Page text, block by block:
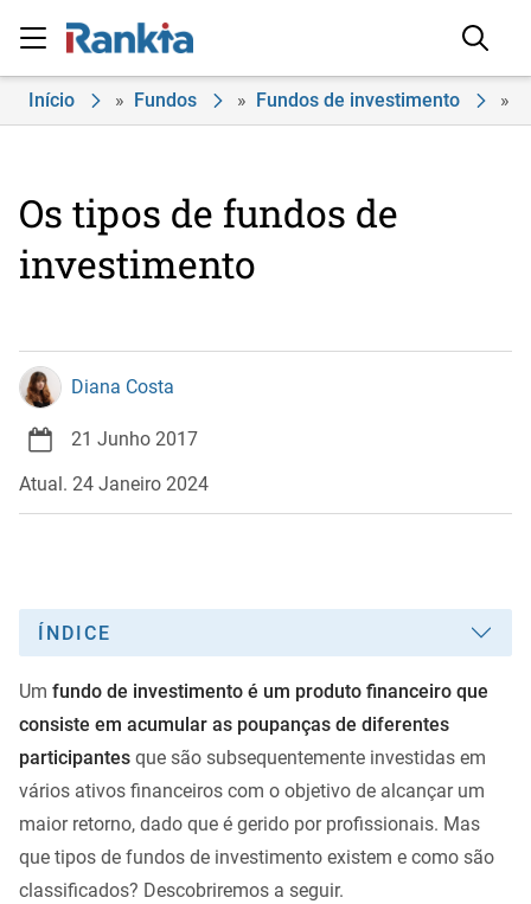
Início » Fundos » Fundos de investimento »
Os tipos de fundos de
investimento
Diana Costa
21 Junho 2017
Atual. 24 Janeiro 2024
ÍNDICE
Um fundo de investimento é um produto financeiro que
consiste em acumular as poupanças de diferentes
participantes que são subsequentemente investidas em
vários ativos financeiros com o objetivo de alcançar um
maior retorno, dado que é gerido por profissionais. Mas
que tipos de fundos de investimento existem e como são
classificados? Descobriremos a seguir.